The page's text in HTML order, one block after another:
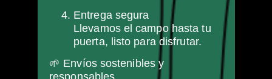
Inicio
Entrega segura
Llevamos el campo hasta tu
puerta, listo para disfrutar.
🌱 Envíos sostenibles y
responsables